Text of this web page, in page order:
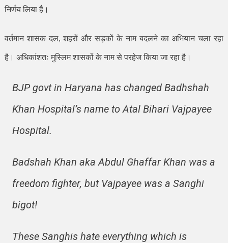
निर्णय लिया है।
वर्तमान शासक दल,शहरों और सड़कों के नाम बदलने का अभियान चला रहा
है। अधिकांशतः मुस्लिम शासकों के नाम से परहेज किया जा रहा है।
BJP govt in Haryana has changed Badhshah
Khan Hospital’s name to Atal Bihari Vajpayee
Hospital.
Badshah Khan aka Abdul Ghaffar Khan was a
freedom fighter, but Vajpayee was a Sanghi
bigot!
These Sanghis hate everything which is